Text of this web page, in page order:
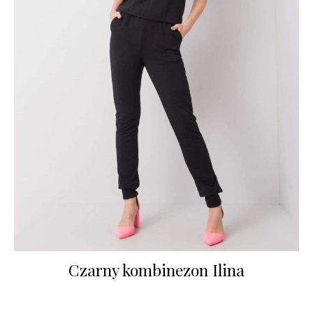
Czarny kombinezon Ilina